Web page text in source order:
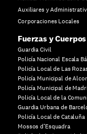
Auxiliares y
Corporaciones Locales
Fuerzas y
Guardia Civil
Policía Nacional Escala
Policía Local de Las
Policía Municipal de
Policía Municipal de
Policía Local de la
Guardia Urbana de
Policía Local de Cataluña
Mossos d’Esquadra